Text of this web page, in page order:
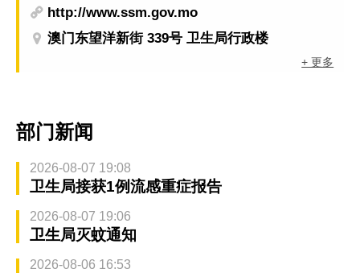
http://www.ssm.gov.mo
澳门东望洋新街 339号 卫生局行政楼
+ 更多
部门新闻
2026-08-07 19:08
卫生局接获1例流感重症报告
2026-08-07 19:06
卫生局灭蚊通知
2026-08-06 16:53